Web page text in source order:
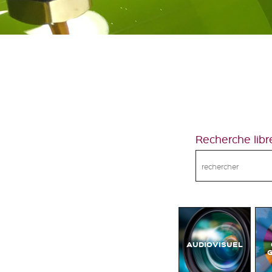
Recherche
AUDIOVISUEL